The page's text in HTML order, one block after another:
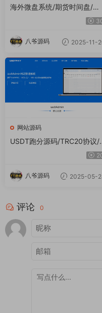
海外微盘系统/期货时间盘/多
八爷源码 2025-11-
网站源码
USDT跑分源码/TRC20协议/
RC20协议监听自动回调/usdt
支付系统源码(带三级分销)
八爷源码 2025-05-
评论 0